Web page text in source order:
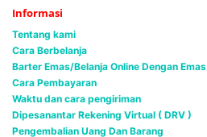
Informasi
Tentang kami
Cara Berbelanja
Barter Emas/Belanja Online Dengan Emas
Cara Pembayaran
Waktu dan cara pengiriman
Dipesanantar Rekening Virtual ( DRV )
Pengembalian Uang Dan Barang